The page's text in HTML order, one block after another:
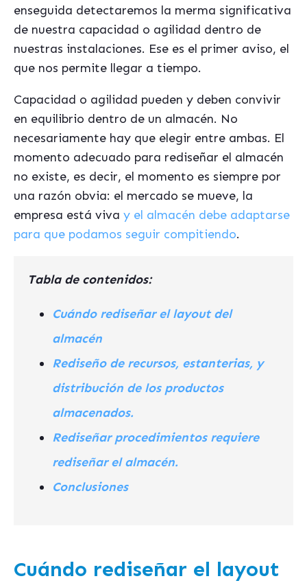
enseguida detectaremos la merma significativa
de nuestra capacidad o agilidad dentro de
nuestras instalaciones. Ese es el primer aviso, el
que nos permite llegar a tiempo.
Capacidad o agilidad pueden y deben convivir
en equilibrio dentro de un almacén. No
necesariamente hay que elegir entre ambas. El
momento adecuado para rediseñar el almacén
no existe, es decir, el momento es siempre por
una razón obvia: el mercado se mueve, la
empresa está viva y el almacén debe adaptarse
para que podamos seguir compitiendo.
Tabla de contenidos:
Cuándo rediseñar el layout del
almacén
Rediseño de recursos, estanterias, y
distribución de los productos
almacenados.
Rediseñar procedimientos requiere
rediseñar el almacén.
Conclusiones
Cuándo rediseñar el layout